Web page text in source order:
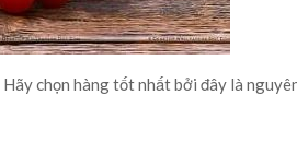
chọn hàng tốt nhất bởi đây là